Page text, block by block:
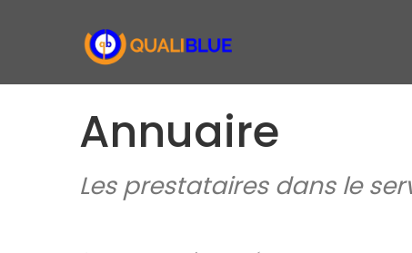
Annuaire
Les prestataires dans le